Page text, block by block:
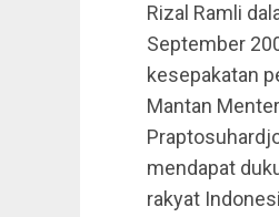
Rizal Ramli
September
kesepakatan
Mantan
mendapat
rakyat